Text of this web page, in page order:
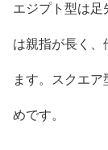
エジプト型は足
は親指が長く、
ます。スクエ
めです。